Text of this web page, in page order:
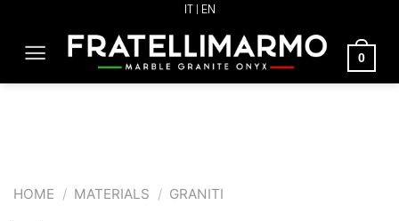
content
IT | EN
0
HOME / MATERIALS / GRANITI